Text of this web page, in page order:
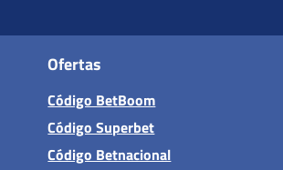
Ofertas
Código BetBoom
Código Superbet
Código Betnacional